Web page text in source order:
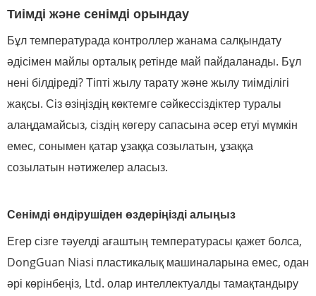
Тиімді және сенімді орындау
Бұл температурада контроллер жанама салқындату
әдісімен майлы орталық ретінде май пайдаланады. Бұл
нені білдіреді? Тіпті жылу тарату және жылу тиімділігі
жақсы. Сіз өзіңіздің көктемге сәйкессіздіктер туралы
алаңдамайсыз, сіздің көгеру сапасына әсер етуі мүмкін
емес, сонымен қатар ұзаққа созылатын, ұзаққа
созылатын нәтижелер аласыз.
Сенімді өндірушіден өздеріңізді алыңыз
Егер сізге тәуелді ағаштың температурасы қажет болса,
DongGuan Niasi пластикалық машиналарына емес, одан
әрі көрінбеңіз, Ltd. олар интеллектуалды тамақтандыру